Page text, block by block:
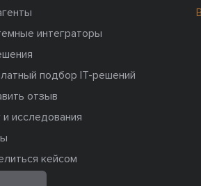
интеграторы
подбор IT-решений
отзыв
и исследования
кейсом